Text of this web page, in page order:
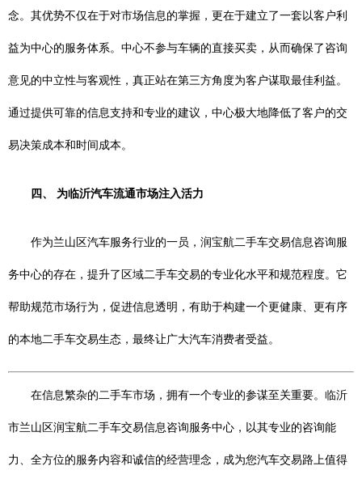
念。其优势不仅在于对市场信息的掌握，更在于建立了一套以客户利
益为中心的服务体系。中心不参与车辆的直接买卖，从而确保了咨询
意见的中立性与客观性，真正站在第三方角度为客户谋取最佳利益。
通过提供可靠的信息支持和专业的建议，中心极大地降低了客户的交
易决策成本和时间成本。
四、 为临沂汽车流通市场注入活力
作为兰山区汽车服务行业的一员，润宝航二手车交易信息咨询服
务中心的存在，提升了区域二手车交易的专业化水平和规范程度。它
帮助规范市场行为，促进信息透明，有助于构建一个更健康、更有序
的本地二手车交易生态，最终让广大汽车消费者受益。
在信息繁杂的二手车市场，拥有一个专业的参谋至关重要。临沂
市兰山区润宝航二手车交易信息咨询服务中心，以其专业的咨询能
力、全方位的服务内容和诚信的经营理念，成为您汽车交易路上值得